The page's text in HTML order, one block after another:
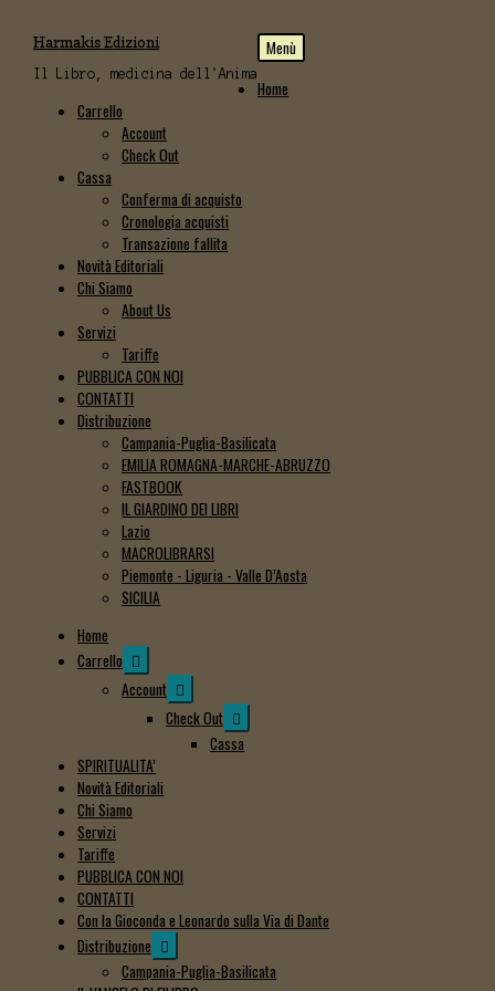
Vai
alla
navigazione
Vai
al
contenuto
Harmakis Edizioni
Il Libro, medicina dell'Anima
Menù
Home
Carrello
Account
Check Out
Cassa
Conferma di acquisto
Cronologia acquisti
Transazione fallita
Novità Editoriali
Chi Siamo
About Us
Servizi
Tariffe
PUBBLICA CON NOI
CONTATTI
Distribuzione
Campania-Puglia-Basilicata
EMILIA ROMAGNA-MARCHE-ABRUZZO
FASTBOOK
IL GIARDINO DEI LIBRI
Lazio
MACROLIBRARSI
Piemonte - Liguria - Valle D’Aosta
SICILIA
Home
Carrello Expand
child
menu
Account Expand
child
menu
Check Out Expand
child
Cassa
SPIRITUALITA’
Novità Editoriali
Chi Siamo
Servizi
Tariffe
PUBBLICA CON NOI
CONTATTI
Con la Gioconda e Leonardo sulla Via di Dante
Distribuzione Expand
child
Campania-Puglia-Basilicata